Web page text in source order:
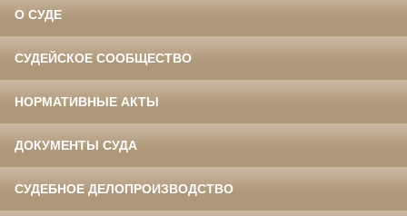
О СУДЕ
СУДЕЙСКОЕ СООБЩЕСТВО
НОРМАТИВНЫЕ АКТЫ
ДОКУМЕНТЫ СУДА
СУДЕБНОЕ ДЕЛОПРОИЗВОДСТВО